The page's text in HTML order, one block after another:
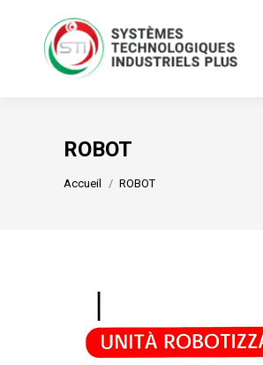
ROBOT
Vous êtes ici :
Accueil ROBOT